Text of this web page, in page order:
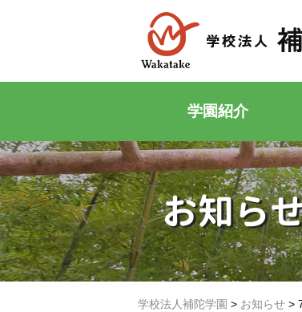
学園紹介
お知ら
学校法人補陀学園 > お知らせ >